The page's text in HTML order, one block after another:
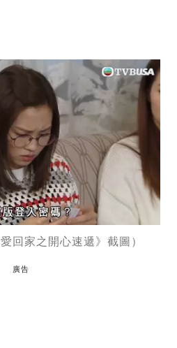
回家之開心速遞》截圖）
廣告